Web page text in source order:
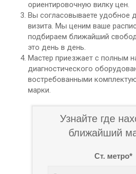
ориентировочную вилку цен.
Вы согласовываете удобное
визита. Мы ценим ваше
подбираем ближайший
это день в день.
Мастер приезжает с полным
диагностического
востребованными
марки.
Узнайте где
ближайший
Ст. метро*